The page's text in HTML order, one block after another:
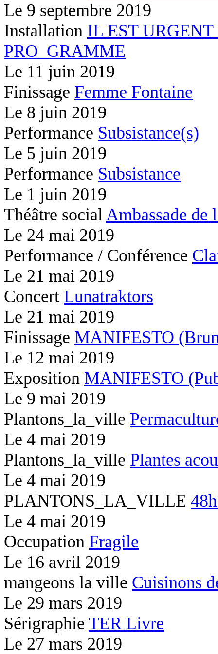
Le 9 septembre 2019
Installation IL EST URGENT
PRO_GRAMME
Le 11 juin 2019
Finissage Femme Fontaine
Le 8 juin 2019
Performance Subsistance(s)
Le 5 juin 2019
Performance Subsistance
Le 1 juin 2019
Théâtre socialAmbassade de
Le 24 mai 2019
Performance / Conférence
Le 21 mai 2019
Concert Lunatraktors
Le 21 mai 2019
Finissage MANIFESTO
Le 12 mai 2019
Exposition MANIFESTO
Le 9 mai 2019
Plantons_la_ville
Le 4 mai 2019
Plantons_la_ville Plantes
Le 4 mai 2019
PLANTONS_LA_VILLE
Le 4 mai 2019
Occupation Fragile
Le 16 avril 2019
mangeons la ville Cuisinons
Le 29 mars 2019
Sérigraphie TER Livre
Le 27 mars 2019